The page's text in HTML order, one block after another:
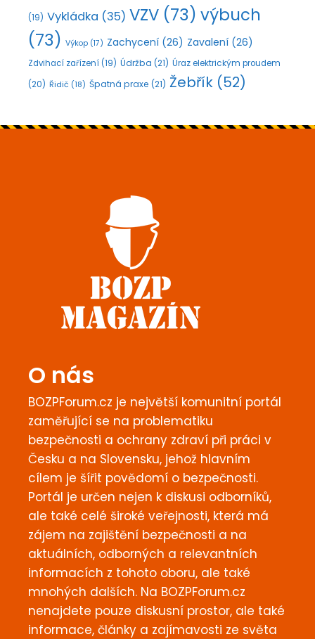
(19) Vykládka (35) VZV (73) výbuch
(73) Výkop (17) Zachycení (26) Zavalení (26)
Zdvihací zařízení (19) Údržba (21) Úraz elektrickým proudem
(20) Řidič (18) Špatná praxe (21) Žebřík (52)
O nás
BOZPForum.cz je největší komunitní portál
zaměřující se na problematiku
bezpečnosti a ochrany zdraví při práci v
Česku a na Slovensku, jehož hlavním
cílem je šířit povědomí o bezpečnosti.
Portál je určen nejen k diskusi odborníků,
ale také celé široké veřejnosti, která má
zájem na zajištění bezpečnosti a na
aktuálních, odborných a relevantních
informacích z tohoto oboru, ale také
mnohých dalších. Na BOZPForum.cz
nenajdete pouze diskusní prostor, ale také
informace, články a zajímavosti ze světa